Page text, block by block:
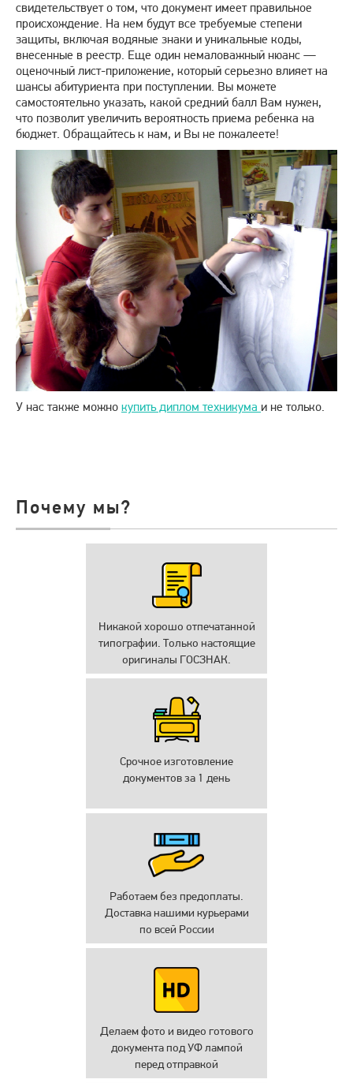
свидетельствует о том, что документ имеет правильное
происхождение. На нем будут все требуемые степени
защиты, включая водяные знаки и уникальные коды,
внесенные в реестр. Еще один немаловажный нюанс —
оценочный лист-приложение, который серьезно влияет на
шансы абитуриента при поступлении. Вы можете
самостоятельно указать, какой средний балл Вам нужен,
что позволит увеличить вероятность приема ребенка на
бюджет. Обращайтесь к нам, и Вы не пожалеете!
У нас также можно купить диплом техникума и не только.
Почему мы?
Никакой хорошо отпечатанной
типографии. Только настоящие
оригиналы ГОСЗНАК.
Срочное изготовление
документов за 1 день
Работаем без предоплаты.
Доставка нашими курьерами
по всей России
Делаем фото и видео готового
документа под УФ лампой
перед отправкой